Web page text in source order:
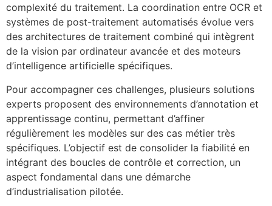
complexité du traitement. La coordination entre OCR et
systèmes de post-traitement automatisés évolue vers
des architectures de traitement combiné qui intègrent
de la vision par ordinateur avancée et des moteurs
d’intelligence artificielle spécifiques.
Pour accompagner ces challenges, plusieurs solutions
experts proposent des environnements d’annotation et
apprentissage continu, permettant d’affiner
régulièrement les modèles sur des cas métier très
spécifiques. L’objectif est de consolider la fiabilité en
intégrant des boucles de contrôle et correction, un
aspect fondamental dans une démarche
d’industrialisation pilotée.